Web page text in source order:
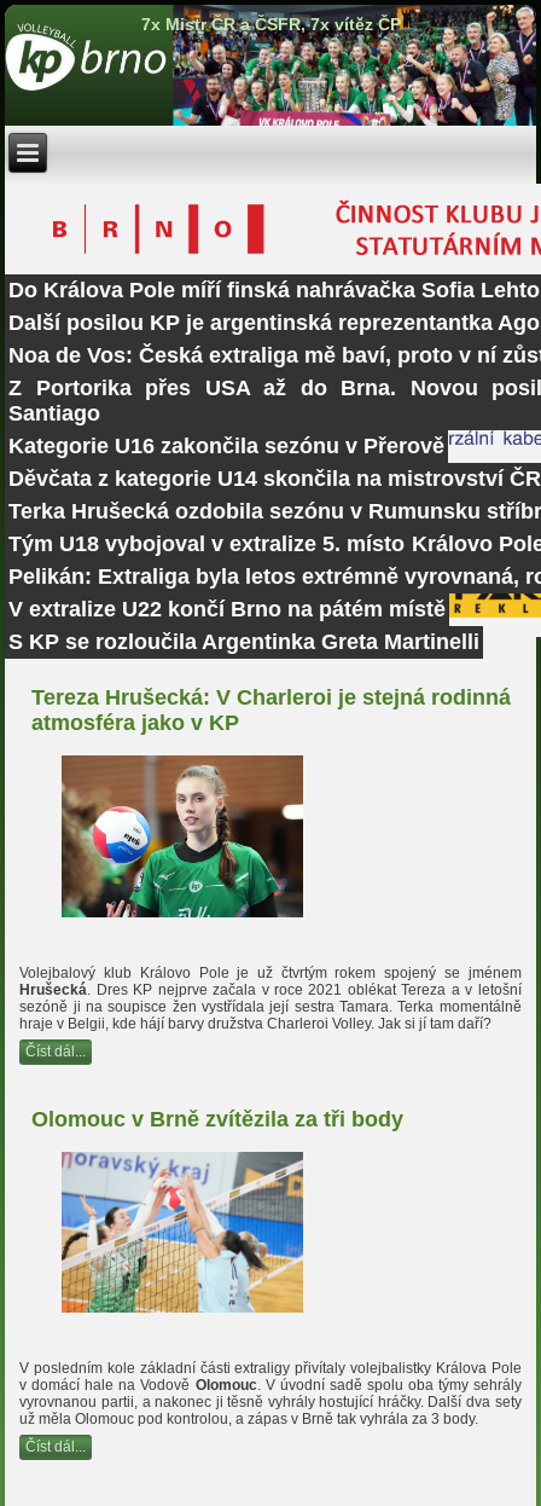
7x Mistr ČR a ČSFR, 7x vítěz ČP
Do Králova Pole míří finská nahrávačka Sofia Lehto
Další posilou KP je argentinská reprezentantka
Noa de Vos: Česká extraliga mě baví, proto v ní
Z Portorika přes USA až do Brna. Novou
Santiago
Kategorie U16 zakončila sezónu v Přerově
Děvčata z kategorie U14 skončila na mistrovství
Terka Hrušecká ozdobila sezónu v Rumunsku
Tým U18 vybojoval v extralize 5. místo Královo
Pelikán: Extraliga byla letos extrémně vyrovnaná,
V extralize U22 končí Brno na pátém místě
S KP se rozloučila Argentinka Greta Martinelli
Tereza Hrušecká: V Charleroi je stejná rodinná
atmosféra jako v KP
Volejbalový klub Královo Pole je už čtvrtým rokem spojený se jménem
Hrušecká
. Dres KP nejprve začala v roce 2021 oblékat Tereza a v letošní
sezóně ji na soupisce žen vystřídala její sestra Tamara. Terka momentálně
hraje v Belgii, kde hájí barvy družstva Charleroi Volley. Jak si jí tam daří?
Číst dál...
Olomouc v Brně zvítězila za tři body
V posledním kole základní části extraligy přivítaly volejbalistky Králova Pole
v domácí hale na Vodově Olomouc. V úvodní sadě spolu oba týmy sehrály
vyrovnanou partii, a nakonec ji těsně vyhrály hostující hráčky. Další dva sety
už měla Olomouc pod kontrolou, a zápas v Brně tak vyhrála za 3 body.
Číst dál...